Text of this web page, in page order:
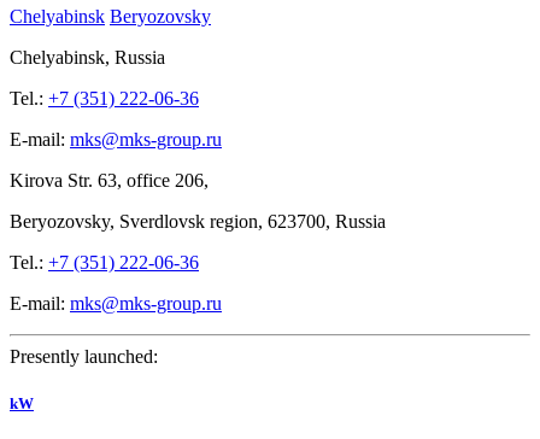
Chelyabinsk Beryozovsky
Chelyabinsk, Russia
Tel.: +7 (351) 222-06-36
E-mail: mks@mks-group.ru
Kirova Str. 63, office 206,
Beryozovsky, Sverdlovsk region, 623700, Russia
Tel.: +7 (351) 222-06-36
E-mail: mks@mks-group.ru
Presently launched:
kW